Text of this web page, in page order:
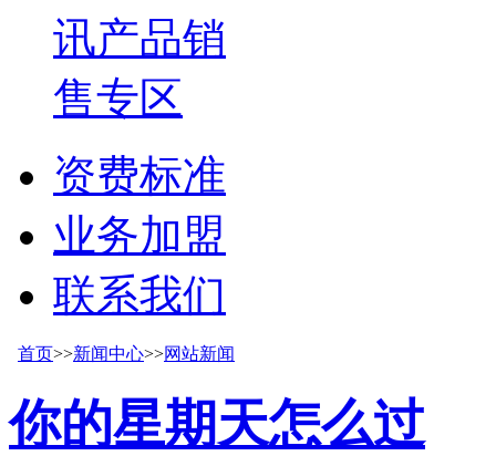
讯产品销
售专区
资费标准
业务加盟
联系我们
首页>>新闻中心>>网站新闻
你的星期天怎么过